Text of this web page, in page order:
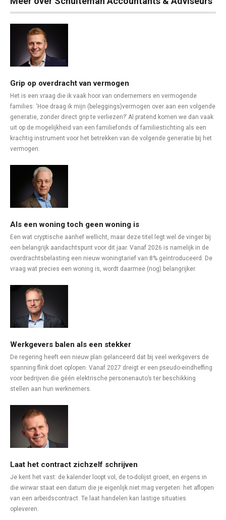
Grip op overdracht van vermogen
Het is een vraag die ik vaak hoor van ondernemers en vermogende
families: ‘Hoe draag ik mijn (beleggings)vermogen over aan een volgende
generatie, zonder direct grip te verliezen?’ Al pratend komen we dan vaak
uit op de mogelijkheid van een familiefonds of familiestichting als een
krachtig instrument voor het betrekken van de volgende generatie bij het
vermogen.
Als een woning toch geen woning is
Een wat cryptische aanhef wellicht, maar deze titel legt wel de vinger bij
een belangrijk aandachtspunt voor dit jaar. Vanaf 2026 is namelijk in de
overdrachtsbelasting een nieuw woningtarief van 8% geïntroduceerd. De
vraag wat precies een woning is, wordt daarmee (nog) belangrijker.
Werkgevers balen als een stekker
De regering heeft een nieuw plan gelanceerd dat bij veel werkgevers de
spanning flink doet oplopen. Vanaf 2027 dreigt er een pseudo-eindheffing
voor bedrijven die géén elektrische personenauto’s ter beschikking
stellen aan hun werknemers.
Laat het contract zichzelf schrijven
Je kent het vast: de kalender loopt vol, de to-dolijst groeit, en ergens in
die wirwar staat een datum die je eigenlijk niet mag vergeten: het aflopen
van een arbeidscontract. Te laat handelen kan lastige situaties
opleveren.